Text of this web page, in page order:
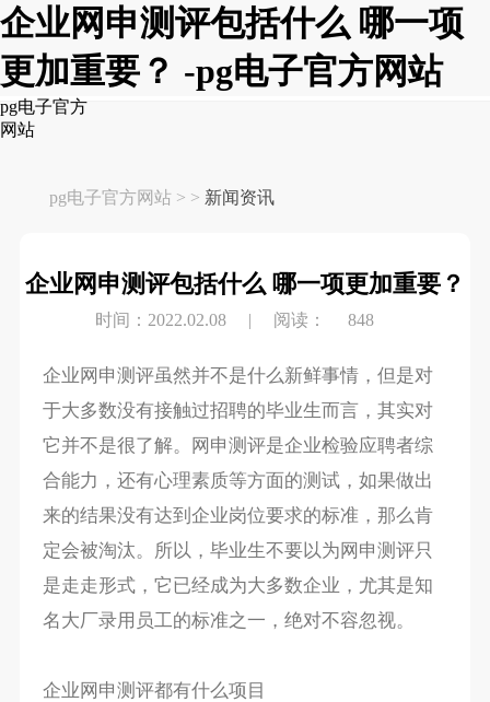
企业网申测评包括什么 哪一项
更加重要？ -pg电子官方网站
pg电子官方
网站
pg电子官方网站> > 新闻资讯
企业网申测评包括什么 哪一项更加重要？
时间：2022.02.08 | 阅读： 848
企业网申测评虽然并不是什么新鲜事情，但是对
于大多数没有接触过招聘的毕业生而言，其实对
它并不是很了解。网申测评是企业检验应聘者综
合能力，还有心理素质等方面的测试，如果做出
来的结果没有达到企业岗位要求的标准，那么肯
定会被淘汰。所以，毕业生不要以为网申测评只
是走走形式，它已经成为大多数企业，尤其是知
名大厂录用员工的标准之一，绝对不容忽视。
企业网申测评都有什么项目